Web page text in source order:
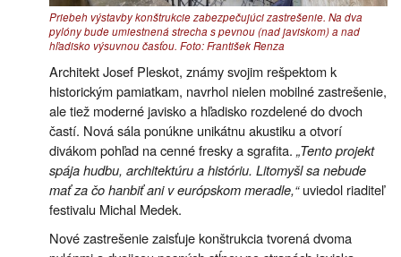
Priebeh výstavby konštrukcie zabezpečujúci zastrešenie. Na dva
pylóny bude umiestnená strecha s pevnou (nad javiskom) a nad
hľadisko výsuvnou časťou. Foto: František Renza
Architekt Josef Pleskot, známy svojim rešpektom k
historickým pamiatkam, navrhol nielen mobilné zastrešenie,
ale tiež moderné javisko a hľadisko rozdelené do dvoch
častí. Nová sála ponúkne unikátnu akustiku a otvorí
divákom pohľad na cenné fresky a sgrafita. „Tento projekt
spája hudbu, architektúru a históriu. Litomyšl sa nebude
mať za čo hanbiť ani v európskom meradle,“uviedol riaditeľ
festivalu Michal Medek.
Nové zastrešenie zaisťuje konštrukcia tvorená dvoma